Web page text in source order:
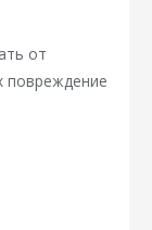
от
повреждение